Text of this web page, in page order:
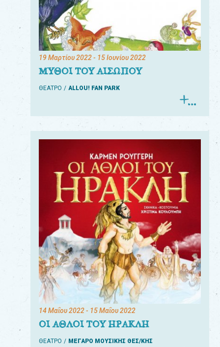
19 Μαρτίου 2022- 15 Ιουνίου 2022
ΜΥΘΟΙ ΤΟΥ ΑΙΣΩΠΟΥ
ΘΕΑΤΡΟ ALLOU! FAN PARK
14 Μαΐου 2022- 15 Μαΐου 2022
ΟΙ ΑΘΛΟΙ ΤΟΥ ΗΡΑΚΛΗ
ΘΕΑΤΡΟ ΜΕΓΑΡΟ ΜΟΥΣΙΚΗΣ ΘΕΣ/ΚΗΣ